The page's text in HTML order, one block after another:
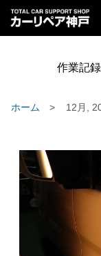
作業記録
ホーム 12月,